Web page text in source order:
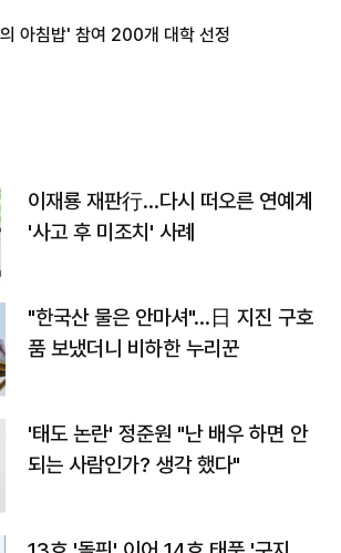
아침밥' 참여 200개 대학 선정
이재룡 재판行…다시 떠오른 연예계
'사고 후 미조치' 사례
"한국산 물은 안마셔"…日 지진 구호
품 보냈더니 비하한 누리꾼
'태도 논란' 정준원 "난 배우 하면 안
되는 사람인가? 생각 했다"